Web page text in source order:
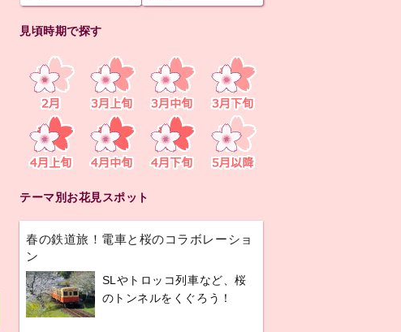
見頃時期で探す
テーマ別お花見スポット
春の鉄道旅！電車と桜のコラボレーショ
ン
SLやトロッコ列車など、桜
のトンネルをくぐろう！